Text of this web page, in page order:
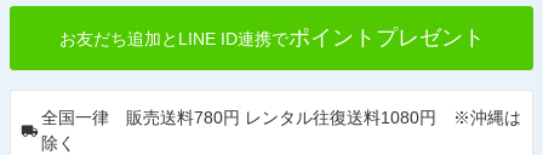
お友だち追加とLINE ID連携でポイントプレゼント
全国一律 販売送料780円 レンタル往復送料1080円 ※沖縄は
除く